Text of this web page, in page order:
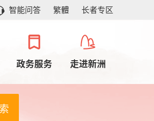
智能问答 繁體 长者专区
政务服务 走进新洲